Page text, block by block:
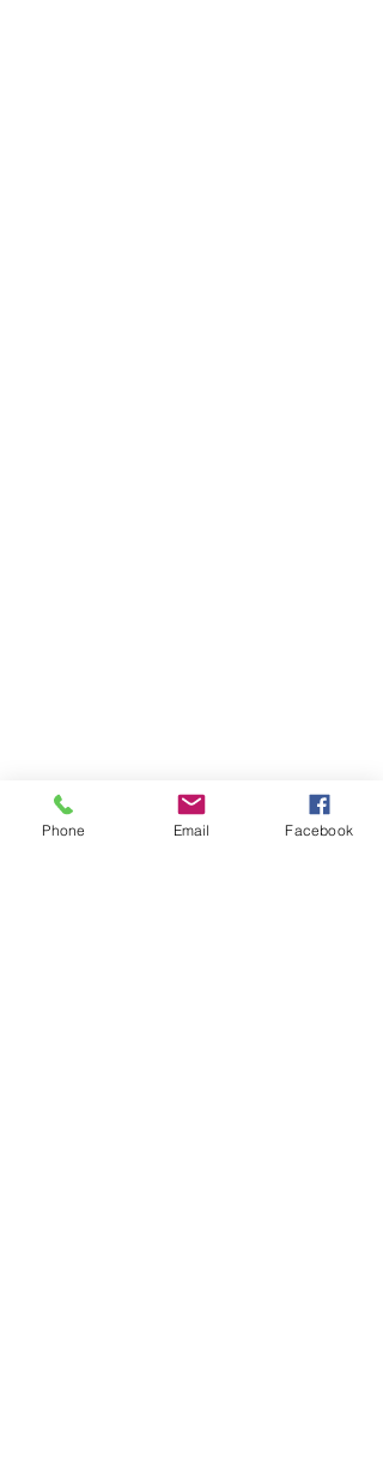
Phone Email Facebook